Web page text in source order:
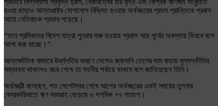
হওয়া ছাড়াও আন্তঃরাষ্ট্র যোগাযোগ বিঘ্নিত হওয়ায় অর্থবছরের প্রথম প্রান্তিকে প্রবাস
আয়ে নেতিবাচক প্রভাব পড়েছে।
“তবে শ্রমিকদের বিদেশ যাত্রা পুনরায় শুরু হওয়ায় প্রবাস আয় পূর্বের অবস্থায় ফিরবে বলে
আশা করা যাচ্ছে।”
আন্তর্জাতিক বাজারে ঊর্ধ্বগতির কারণে দেশেও জ্বালানি তেলের দাম বাড়ায় মূল্যস্ফীতির
সম্ভাবনা থাকলেও বছর শেষে তা সহনীয় পর্যায়ে থাকবে বলে জানিয়েছেন তিনি।
অর্থমন্ত্রী বলেছেন, গত সেপেটম্বর শেষে আগের অর্থবছরের একই সময়ের তুলনায়
বেসরকারিখাতে ঋণ সরবরাহ বেড়েছে ৮ দশমিক ৭৭ শতাংশ।